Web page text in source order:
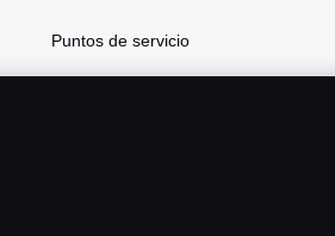
Puntos de servicio